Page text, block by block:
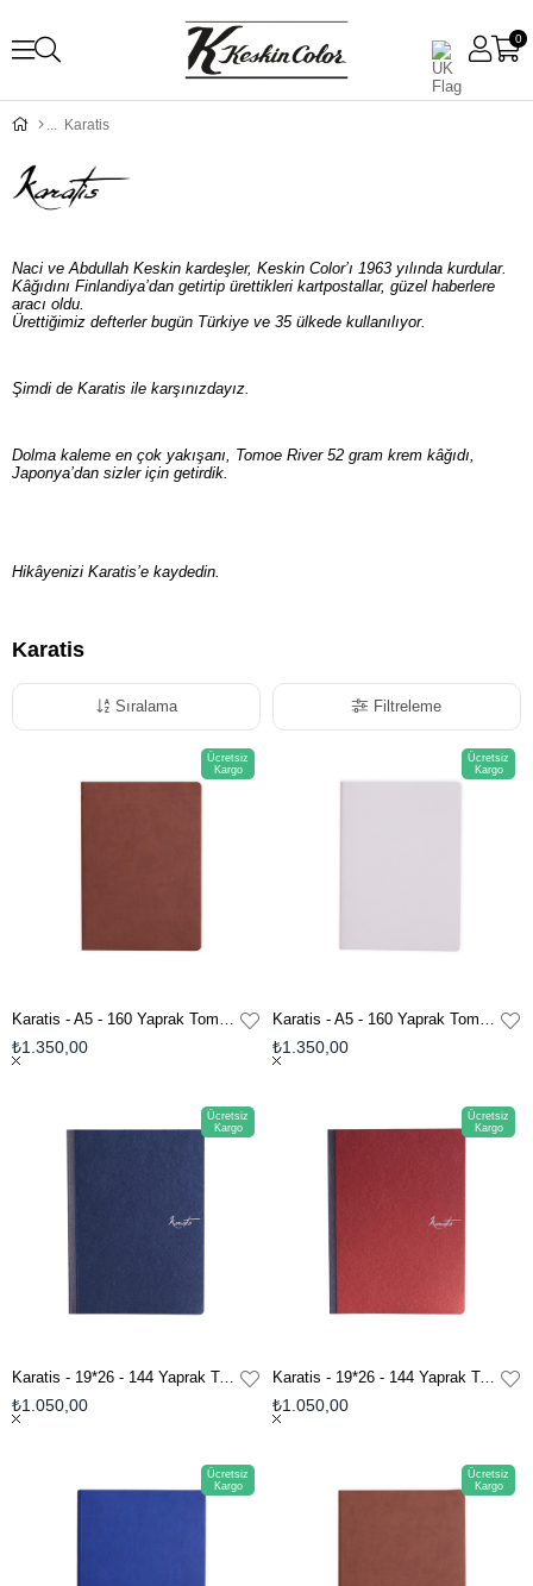
0
Karatis
Naci ve Abdullah Keskin kardeşler, Keskin Color’ı 1963 yılında kurdular.
Kâğıdını Finlandiya’dan getirtip ürettikleri kartpostallar, güzel haberlere
aracı oldu.
Ürettiğimiz defterler bugün Türkiye ve 35 ülkede kullanılıyor.
Şimdi de Karatis ile karşınızdayız.
Dolma kaleme en çok yakışanı, Tomoe River 52 gram krem kâğıdı,
Japonya’dan sizler için getirdik.
Hikâyenizi Karatis’e kaydedin.
Karatis
Filtreleme
Sıralama
₺1.350,00
Ücretsiz
Kargo
₺1.350,00
Ücretsiz
Kargo
Karatis - 19*26 - 144 Yaprak Tomoe River Defter - Midnight Blue
₺1.050,00
Ücretsiz
Kargo
Karatis - 19*26 - 144 Yaprak Tomoe River Defter - Sumac
₺1.050,00
Ücretsiz
Kargo
Ücretsiz
Kargo
Ücretsiz
Kargo